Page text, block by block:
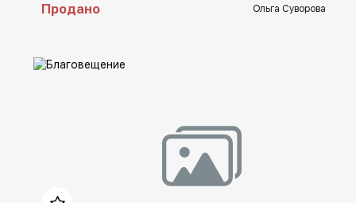
Продано Ольга Суворова
spb.rakovgallery.ru